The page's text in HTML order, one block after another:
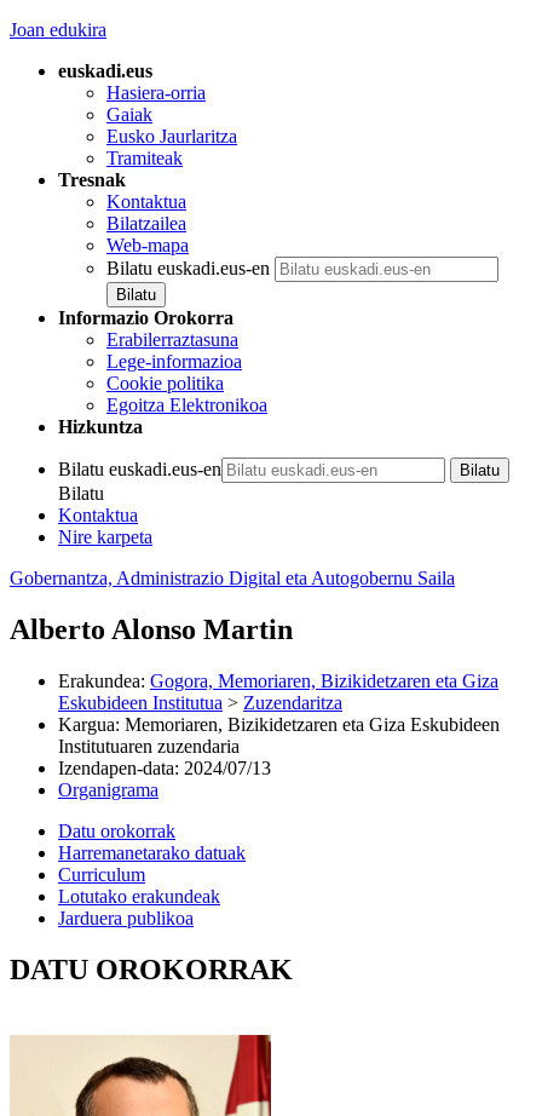
Joan edukira
euskadi.eus
Hasiera-orria
Gaiak
Eusko Jaurlaritza
Tramiteak
Tresnak
Kontaktua
Bilatzailea
Web-mapa
Bilatu euskadi.eus-en
Informazio Orokorra
Erabilerraztasuna
Lege-informazioa
Cookie politika
Egoitza Elektronikoa
Hizkuntza
Bilatu euskadi.eus-en
Bilatu
Kontaktua
Nire karpeta
Gobernantza, Administrazio Digital eta Autogobernu Saila
Alberto Alonso Martin
Erakundea: Gogora, Memoriaren, Bizikidetzaren eta Giza
Eskubideen Institutua > Zuzendaritza
Kargua: Memoriaren, Bizikidetzaren eta Giza Eskubideen
Institutuaren zuzendaria
Izendapen-data: 2024/07/13
Organigrama
Datu orokorrak
Harremanetarako datuak
Curriculum
Lotutako erakundeak
Jarduera publikoa
DATU OROKORRAK